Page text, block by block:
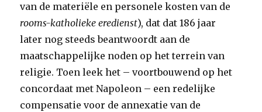
van de materiële en personele kosten van de
rooms-katholieke eredienst), dat dat 186 jaar
later nog steeds beantwoordt aan de
maatschappelijke noden op het terrein van
religie. Toen leek het – voortbouwend op het
concordaat met Napoleon – een redelijke
compensatie voor de annexatie van de